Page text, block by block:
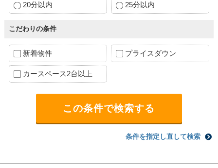
20分以内 25分以内
こだわりの条件
新着物件 プライスダウン
カースペース2台以上
条件を指定し直して検索